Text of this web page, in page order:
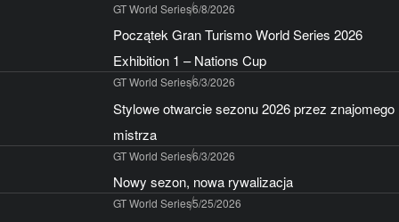
GT World Series6/8/2026
Początek Gran Turismo World Series 2026
Exhibition 1 – Nations Cup
GT World Series6/3/2026
Stylowe otwarcie sezonu 2026 przez znajomego
mistrza
GT World Series6/3/2026
Nowy sezon, nowa rywalizacja
GT World Series5/25/2026